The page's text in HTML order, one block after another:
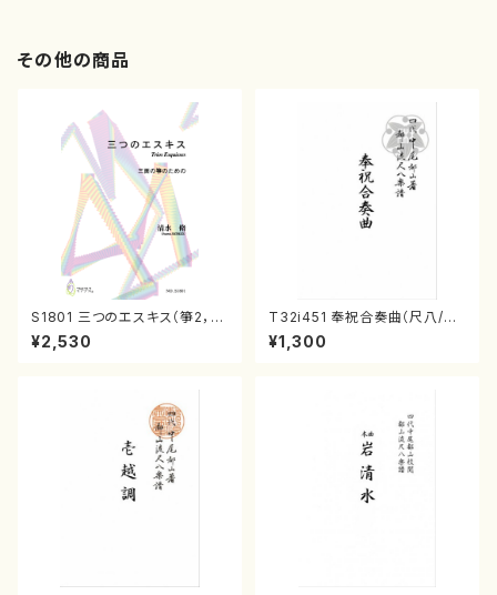
その他の商品
S1801 三つのエスキス（箏2，1
7/清水 脩/楽譜）
¥2,530
T32i451 奉祝合奏曲（尺八/久
本玄智/楽譜）都山流公刊楽譜曲
番:2158
¥1,300